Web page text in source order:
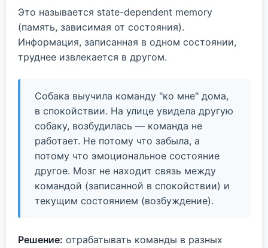
Это называется state-dependent memory
(память, зависимая от состояния).
Информация, записанная в одном состоянии,
труднее извлекается в другом.
Собака выучила команду "ко мне" дома,
в спокойствии. На улице увидела другую
собаку, возбудилась — команда не
работает. Не потому что забыла, а
потому что эмоциональное состояние
другое. Мозг не находит связь между
командой (записанной в спокойствии) и
текущим состоянием (возбуждение).
Решение: отрабатывать команды в разных